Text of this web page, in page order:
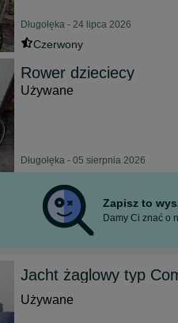
Długołęka - 24 lipca 2026
Czerwony
Rower dzieciecy
Używane
Długołęka - 05 sierpnia 2026
Zapisz to
Damy Ci znać o
Jacht żaglowy typ
Używane